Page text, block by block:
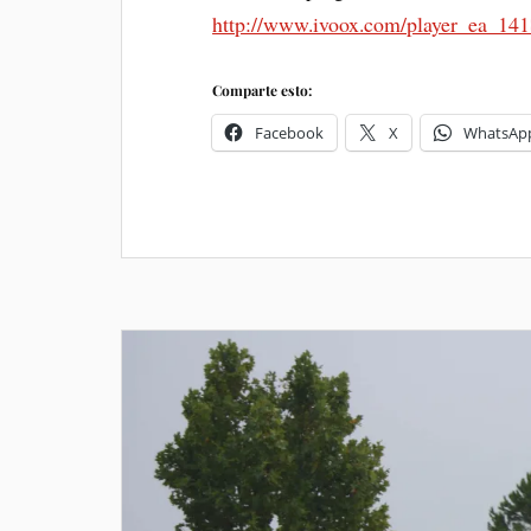
http://www.ivoox.com/
Comparte esto:
Facebook X